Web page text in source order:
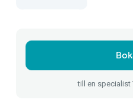
till en specialist